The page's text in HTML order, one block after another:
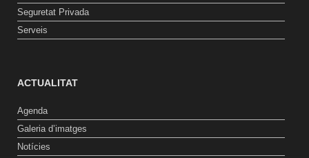
Seguretat Privada
Serveis
ACTUALITAT
Agenda
Galeria d’imatges
Notícies